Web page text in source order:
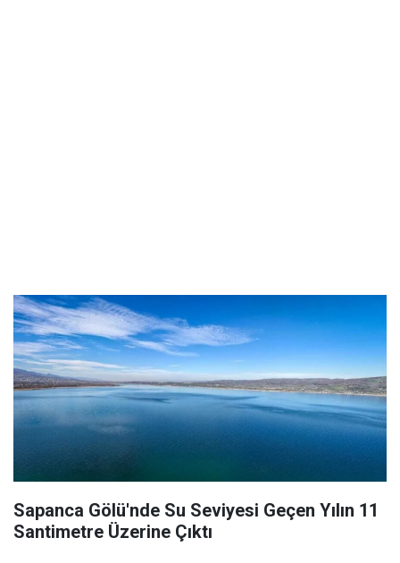
Sapanca Gölü'nde Su Seviyesi Geçen Yılın 11
Santimetre Üzerine Çıktı